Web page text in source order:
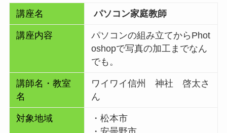
講座名 パソコン家庭教師
講座内容
パソコンの組み立てからPhot
oshopで写真の加工までなん
でも。
講師名・教室
名
ワイワイ信州 神社 啓太さ
ん
対象地域
・松本市